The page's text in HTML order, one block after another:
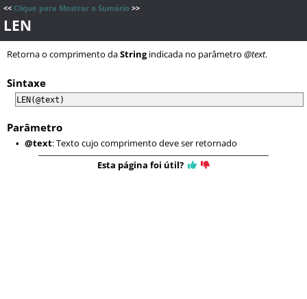
<< Clique para Mostrar o Sumário >>
LEN
Retorna o comprimento daStringindicada no parâmetro @text.
Sintaxe
LEN(@text)
Parâmetro
• @text: Texto cujo comprimento deve ser retornado
Esta página foi útil?